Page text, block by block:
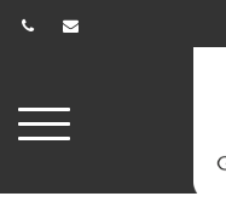
Aller
à
navigation